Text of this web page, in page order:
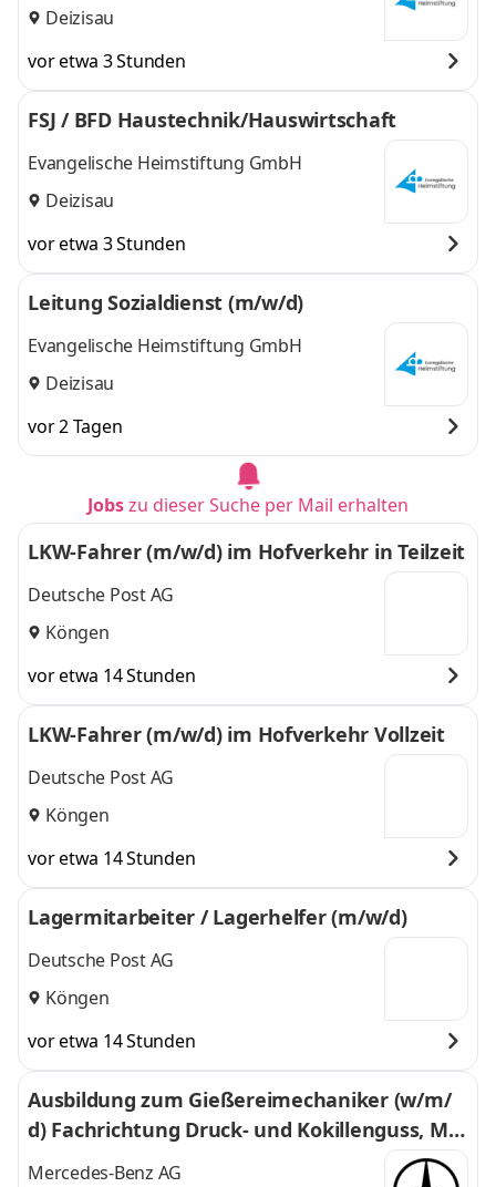
Deizisau
vor etwa 3 Stunden
FSJ / BFD Haustechnik/Hauswirtschaft
Evangelische Heimstiftung GmbH
Deizisau
vor etwa 3 Stunden
Leitung Sozialdienst (m/w/d)
Evangelische Heimstiftung GmbH
Deizisau
vor 2 Tagen
Jobszu dieser Suche per Mail erhalten
LKW-Fahrer (m/w/d) im Hofverkehr in Teilzeit
Deutsche Post AG
Köngen
vor etwa 14 Stunden
LKW-Fahrer (m/w/d) im Hofverkehr Vollzeit
Deutsche Post AG
Köngen
vor etwa 14 Stunden
Lagermitarbeiter / Lagerhelfer (m/w/d)
Deutsche Post AG
Köngen
vor etwa 14 Stunden
Ausbildung zum Gießereimechaniker (w/m/
d) Fachrichtung Druck- und Kokillenguss, Mer
cedes-Benz AG, Werk Untertürkheim, Ausbild
Mercedes-Benz AG